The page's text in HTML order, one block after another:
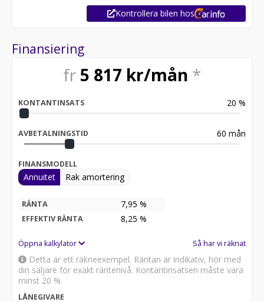
Kontrollera bilen hos
Finansiering
fr 5 817 kr/mån *
KONTANTINSATS 20 %
AVBETALNINGSTID 60 mån
FINANSMODELL
Annuitet Rak amortering
RÄNTA 7,95 %
EFFEKTIV RÄNTA 8,25 %
Öppna kalkylator Så har vi räknat
Detta är ett räkneexempel. Räntan är indikativ, hör med
din säljare för exakt räntenivå. Kontantinsatsen måste vara
minst 20 %.
LÅNEGIVARE